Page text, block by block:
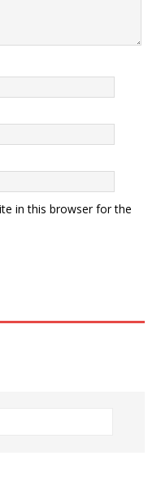
in this browser for the